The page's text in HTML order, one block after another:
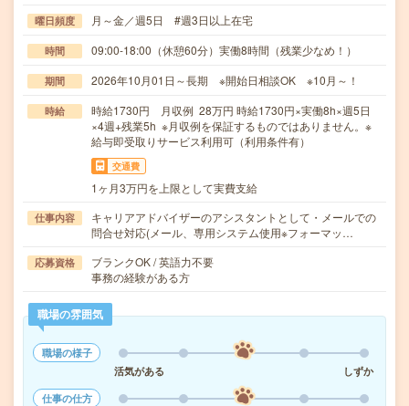
曜日頻度 月～金／週5日 #週3日以上在宅
時間 09:00-18:00（休憩60分）実働8時間（残業少なめ！）
期間 2026年10月01日～長期 ※開始日相談OK ※10月～！
時給
時給1730円 月収例 28万円 時給1730円×実働8h×週5日
×4週+残業5h ※月収例を保証するものではありません。※
給与即受取りサービス利用可（利用条件有）
交通費
1ヶ月3万円を上限として実費支給
仕事内容
キャリアアドバイザーのアシスタントとして・メールでの
問合せ対応(メール、専用システム使用※フォーマッ…
応募資格
ブランクOK / 英語力不要
事務の経験がある方
職場の雰囲気
職場の様子
活気がある
しずか
仕事の仕方